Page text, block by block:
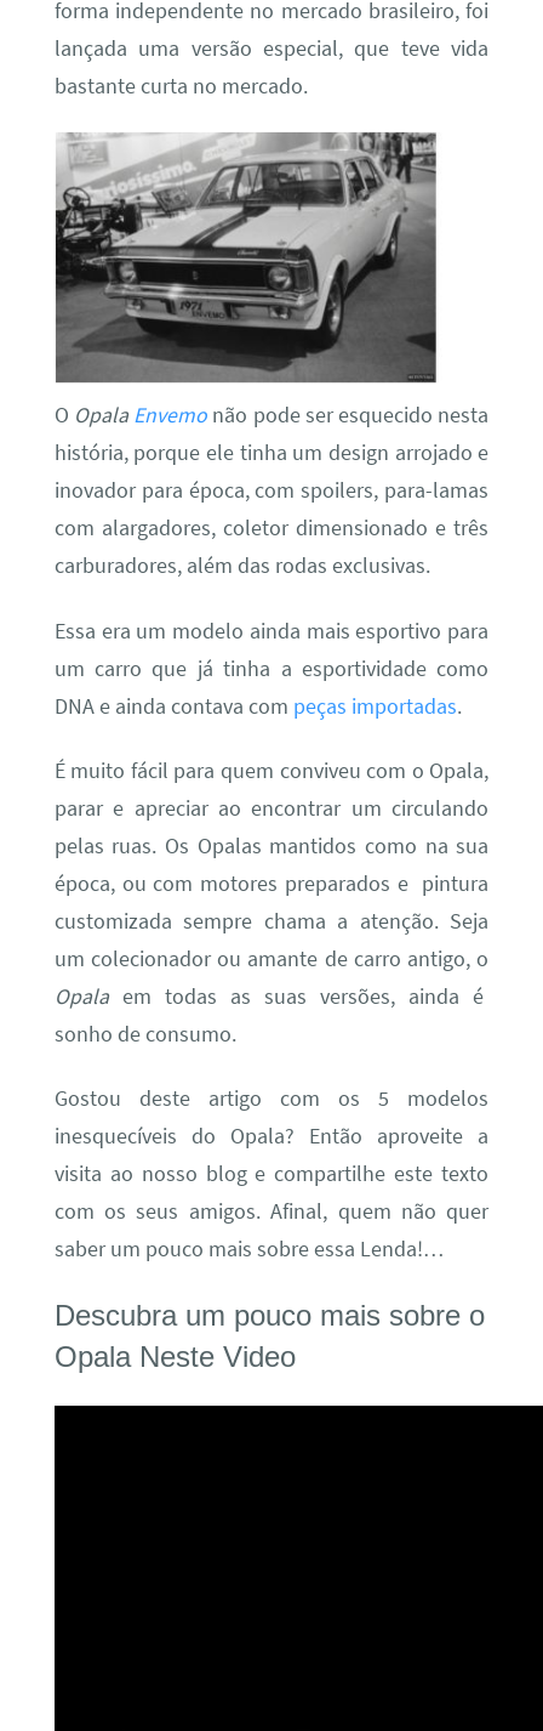
forma independente no mercado brasileiro, foi
lançada uma versão especial, que teve vida
bastante curta no mercado.
O Opala Envemo não pode ser esquecido nesta
história, porque ele tinha um design arrojado e
inovador para época, com spoilers, para-lamas
com alargadores, coletor dimensionado e três
carburadores, além das rodas exclusivas.
Essa era um modelo ainda mais esportivo para
um carro que já tinha a esportividade como
DNA e ainda contava com peças importadas.
É muito fácil para quem conviveu com o Opala,
parar e apreciar ao encontrar um circulando
pelas ruas. Os Opalas mantidos como na sua
época, ou com motores preparados e pintura
customizada sempre chama a atenção. Seja
um colecionador ou amante de carro antigo, o
Opalaem todas as suas versões, ainda é
sonho de consumo.
Gostou deste artigo com os 5 modelos
inesquecíveis do Opala? Então aproveite a
visita ao nosso blog e compartilhe este texto
com os seus amigos. Afinal, quem não quer
saber um pouco mais sobre essa Lenda!…
Descubra um pouco mais sobre o
Opala Neste Video